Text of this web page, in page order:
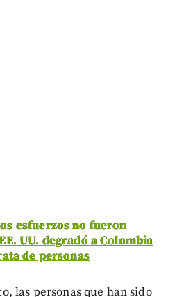
esfuerzos no fueron
UU. degradó a Colombia
de personas
las personas que han sido